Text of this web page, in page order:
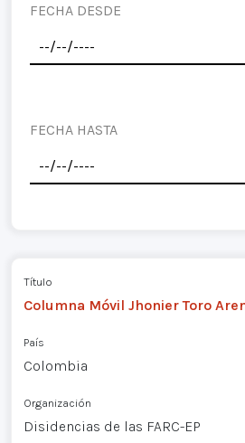
FECHA DESDE
FECHA HASTA
Título
Columna Móvil Jhonier Toro
País
Colombia
Organización
Disidencias de las FARC-EP